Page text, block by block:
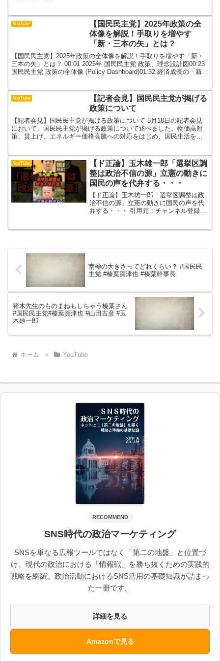
YouTube
【国民民主党】2025年政策の全
体像を解説！手取りを増やす
「新・三本の矢」とは？
【国民民主党】2025年政策の全体像を解説！手取りを増やす「新・
三本の矢」とは？ 00:01 2025年 国民民主党 政策、理念設計図00:23
国民民主党 政策の全体像 (Policy Dashboard)01:32 経済成長の「新、
YouTube
【記者会見】国民民主党が掲げる
政策について
【記者会見】国民民主党が掲げる政策について 5月18日の記者会見
において、国民民主党が掲げる政策について述べました。物価高対
策、賃上げ、エネルギー価格高騰への対応をはじめ、国民生活を守
YouTube
【ド正論】玉木雄一郎「選挙区調
整は政治不信の源」立憲の動きに
国民の声を代弁する・・・
【ド正論】玉木雄一郎「選挙区調整は政
治不信の源」立憲の動きに国民の声を代
弁する・・・ 引用元：チャンネル登録・
南極の大きさってどれくらい？ #国民民
主党 #榛葉賀津也 #榛葉幹事長
猪木先生のものまねもしちゃう榛葉さん
#国民民主党#榛葉賀津也 #山田吉彦 #玉
木雄一郎
ホーム YouTube
RECOMMEND
SNS時代の政治マーケティング
SNSを単なる広報ツールではなく「第二の地盤」と位置づ
け、現代の政治における「情報戦」を勝ち抜くための実践的
戦略を網羅。政治活動におけるSNS活用の基礎知識が詰まっ
た一冊です。
詳細を見る
Amazonで見る